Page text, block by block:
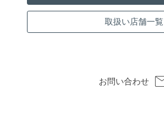
取扱い店舗一覧
お問い合わせ